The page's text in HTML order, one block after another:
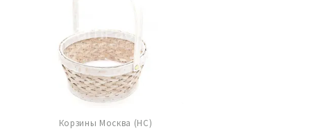
Корзины Москва (НС)